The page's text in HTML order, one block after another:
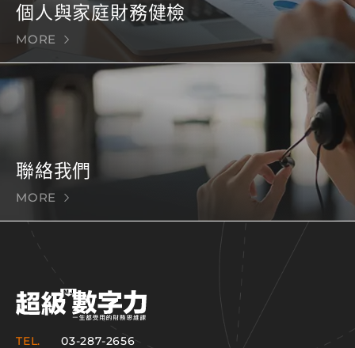
個人與家庭財務健檢
MORE
聯絡我們
MORE
TEL. 03-287-2656